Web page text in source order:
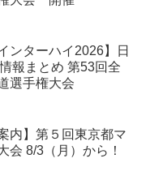
ンターハイ2026】日
報まとめ 第53回全
選手権大会
内】第５回東京都マ
イベスト空手道大会 8/3（月）から！